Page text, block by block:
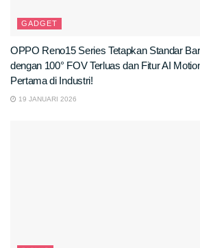
GADGET
OPPO Reno15 Series Tetapkan Standar
dengan 100° FOV Terluas dan Fitur AI
Pertama di Industri!
19 JANUARI 2026